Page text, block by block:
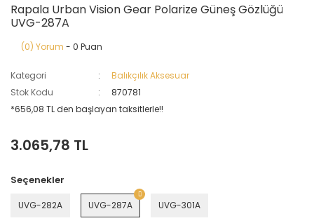
Rapala Urban Vision Gear Polarize Güneş Gözlüğü
UVG-287A
(0) Yorum - 0 Puan
Kategori
Balıkçılık Aksesuar
Stok Kodu
870781
*656,08 TL den başlayan taksitlerle!!
3.065,78 TL
Seçenekler
UVG-282A UVG-287A UVG-301A